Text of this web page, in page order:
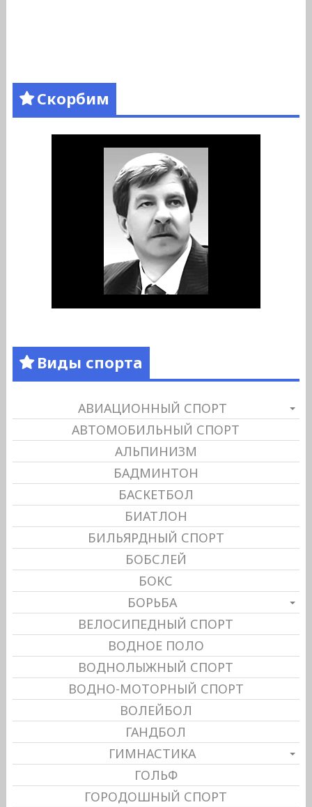
Скорбим
Виды спорта
АВИАЦИОННЫЙ СПОРТ
АВТОМОБИЛЬНЫЙ СПОРТ
АЛЬПИНИЗМ
БАДМИНТОН
БАСКЕТБОЛ
БИАТЛОН
БИЛЬЯРДНЫЙ СПОРТ
БОБСЛЕЙ
БОКС
БОРЬБА
ВЕЛОСИПЕДНЫЙ СПОРТ
ВОДНОЕ ПОЛО
ВОДНОЛЫЖНЫЙ СПОРТ
ВОДНО-МОТОРНЫЙ СПОРТ
ВОЛЕЙБОЛ
ГАНДБОЛ
ГИМНАСТИКА
ГОЛЬФ
ГОРОДОШНЫЙ СПОРТ